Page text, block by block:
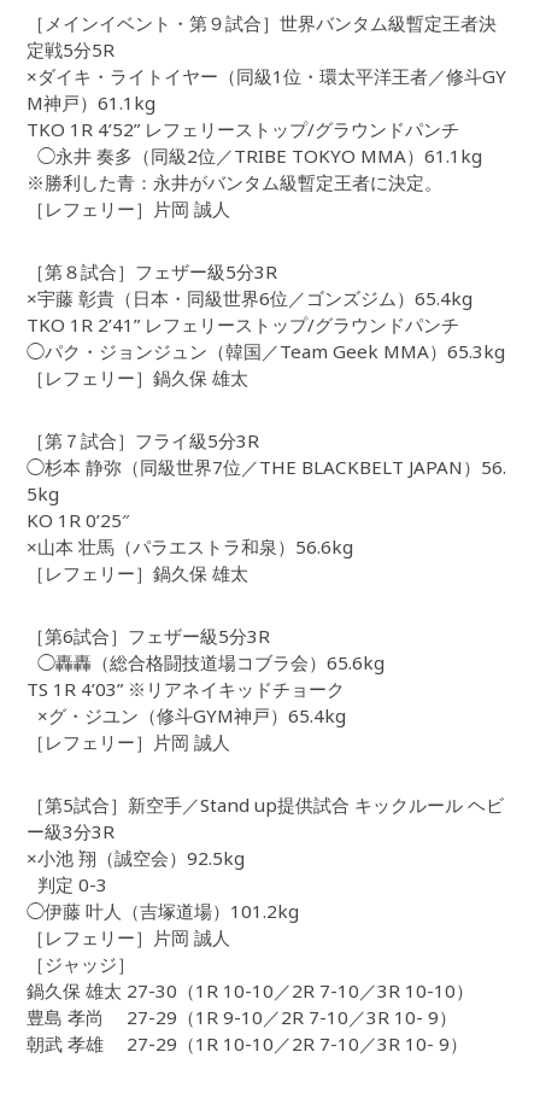
［メインイベント・第９試合］世界バンタム級暫定王者決
定戦5分5R
×ダイキ・ライトイヤー（同級1位・環太平洋王者／修斗GY
M神戸）61.1kg
TKO 1R 4’52” レフェリーストップ/グラウンドパンチ
◯永井 奏多（同級2位／TRIBE TOKYO MMA）61.1kg
※勝利した青：永井がバンタム級暫定王者に決定。
［レフェリー］片岡 誠人
［第８試合］フェザー級5分3R
×宇藤 彰貴（日本・同級世界6位／ゴンズジム）65.4kg
TKO 1R 2’41” レフェリーストップ/グラウンドパンチ
◯パク・ジョンジュン（韓国／Team Geek MMA）65.3kg
［レフェリー］鍋久保 雄太
［第７試合］フライ級5分3R
◯杉本 静弥（同級世界7位／THE BLACKBELT JAPAN）56.
5kg
KO 1R 0’25″
×山本 壮馬（パラエストラ和泉）56.6kg
［レフェリー］鍋久保 雄太
［第6試合］フェザー級5分3R
◯轟轟（総合格闘技道場コブラ会）65.6kg
TS 1R 4’03” ※リアネイキッドチョーク
×グ・ジユン（修斗GYM神戸）65.4kg
［レフェリー］片岡 誠人
［第5試合］新空手／Stand up提供試合 キックルール ヘビ
ー級3分3R
×小池 翔（誠空会）92.5kg
判定 0-3
◯伊藤 叶人（吉塚道場）101.2kg
［レフェリー］片岡 誠人
［ジャッジ］
鍋久保 雄太 27-30（1R 10-10／2R 7-10／3R 10-10）
豊島 孝尚 27-29（1R 9-10／2R 7-10／3R 10- 9）
朝武 孝雄 27-29（1R 10-10／2R 7-10／3R 10- 9）